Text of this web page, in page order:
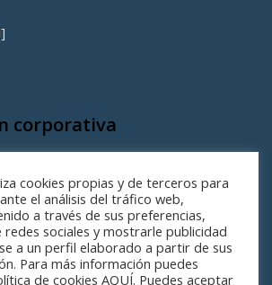
corporativa
y servicios municipales
cookies propias y de terceros para
el análisis del tráfico web,
a través de sus preferencias,
sociales y mostrarle publicidad
a un perfil elaborado a partir de sus
Para más información puedes
de cookies AQUÍ. Puedes aceptar